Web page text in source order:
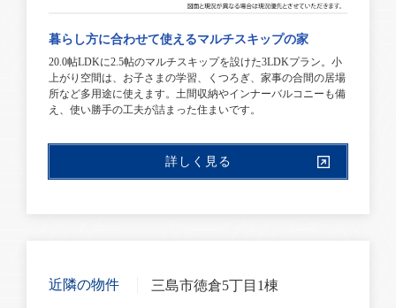
暮らし方に合わせて使えるマルチスキップの家
20.0帖LDKに2.5帖のマルチスキップを設けた3LDKプラン。小
上がり空間は、お子さまの学習、くつろぎ、家事の合間の居場
所など多用途に使えます。土間収納やインナーバルコニーも備
え、使い勝手の工夫が詰まった住まいです。
詳しく見る
近隣の物件 三島市徳倉5丁目1棟